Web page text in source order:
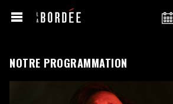
NOTRE PROGRAMMATION